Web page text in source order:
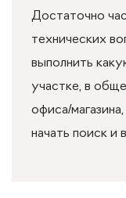
Достаточно
технических
выполнить
участке, в
офиса/
начать поиск и